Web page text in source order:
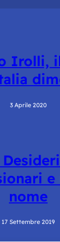
Irolli,
3 Aprile 2020
e
nome
17 Settembre 2019